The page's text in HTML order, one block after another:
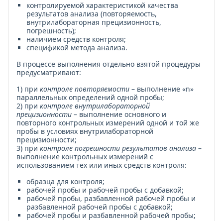
контролируемой характеристикой качества
результатов анализа (повторяемость,
внутрилабораторная прецизионность,
погрешность);
наличием средств контроля;
спецификой метода анализа.
В процессе выполнения отдельно взятой процедуры
предусматривают:
1) при контроле повторяемости – выполнение «n»
параллельных определений одной пробы;
2) при контроле внутрилабораторной
прецизионности – выполнение основного и
повторного контрольных измерений одной и той же
пробы в условиях внутрилабораторной
прецизионности;
3) при контроле погрешности результатов анализа –
выполнение контрольных измерений с
использованием тех или иных средств контроля:
образца для контроля;
рабочей пробы и рабочей пробы с добавкой;
рабочей пробы, разбавленной рабочей пробы и
разбавленной рабочей пробы с добавкой;
рабочей пробы и разбавленной рабочей пробы;